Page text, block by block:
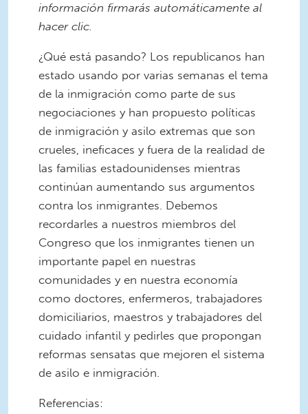
información firmarás automáticamente al
hacer clic.
¿Qué está pasando? Los republicanos han
estado usando por varias semanas el tema
de la inmigración como parte de sus
negociaciones y han propuesto políticas
de inmigración y asilo extremas que son
crueles, ineficaces y fuera de la realidad de
las familias estadounidenses mientras
continúan aumentando sus argumentos
contra los inmigrantes. Debemos
recordarles a nuestros miembros del
Congreso que los inmigrantes tienen un
importante papel en nuestras
comunidades y en nuestra economía
como doctores, enfermeros, trabajadores
domiciliarios, maestros y trabajadores del
cuidado infantil y pedirles que propongan
reformas sensatas que mejoren el sistema
de asilo e inmigración.
Referencias: